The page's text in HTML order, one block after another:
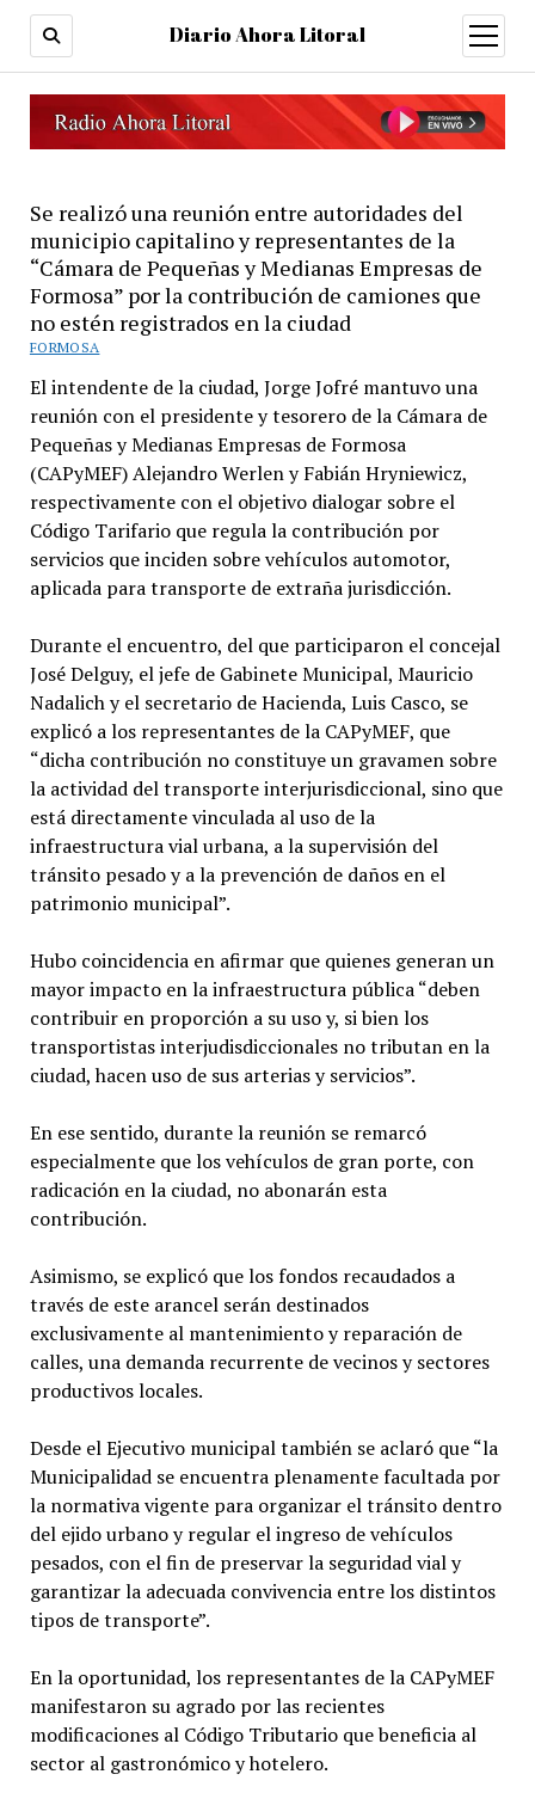
Diario Ahora Litoral
open
menu
Se realizó una reunión entre autoridades del
municipio capitalino y representantes de la
“Cámara de Pequeñas y Medianas Empresas de
Formosa” por la contribución de camiones que
no estén registrados en la ciudad
FORMOSA
El intendente de la ciudad, Jorge Jofré mantuvo una
reunión con el presidente y tesorero de la Cámara de
Pequeñas y Medianas Empresas de Formosa
(CAPyMEF) Alejandro Werlen y Fabián Hryniewicz,
respectivamente con el objetivo dialogar sobre el
Código Tarifario que regula la contribución por
servicios que inciden sobre vehículos automotor,
aplicada para transporte de extraña jurisdicción.
Durante el encuentro, del que participaron el concejal
José Delguy, el jefe de Gabinete Municipal, Mauricio
Nadalich y el secretario de Hacienda, Luis Casco, se
explicó a los representantes de la CAPyMEF, que
“dicha contribución no constituye un gravamen sobre
la actividad del transporte interjurisdiccional, sino que
está directamente vinculada al uso de la
infraestructura vial urbana, a la supervisión del
tránsito pesado y a la prevención de daños en el
patrimonio municipal”.
Hubo coincidencia en afirmar que quienes generan un
mayor impacto en la infraestructura pública “deben
contribuir en proporción a su uso y, si bien los
transportistas interjudisdiccionales no tributan en la
ciudad, hacen uso de sus arterias y servicios”.
En ese sentido, durante la reunión se remarcó
especialmente que los vehículos de gran porte, con
radicación en la ciudad, no abonarán esta
contribución.
Asimismo, se explicó que los fondos recaudados a
través de este arancel serán destinados
exclusivamente al mantenimiento y reparación de
calles, una demanda recurrente de vecinos y sectores
productivos locales.
Desde el Ejecutivo municipal también se aclaró que “la
Municipalidad se encuentra plenamente facultada por
la normativa vigente para organizar el tránsito dentro
del ejido urbano y regular el ingreso de vehículos
pesados, con el fin de preservar la seguridad vial y
garantizar la adecuada convivencia entre los distintos
tipos de transporte”.
En la oportunidad, los representantes de la CAPyMEF
manifestaron su agrado por las recientes
modificaciones al Código Tributario que beneficia al
sector al gastronómico y hotelero.